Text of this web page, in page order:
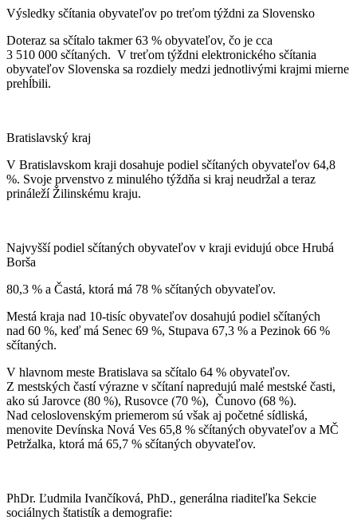
Výsledky sčítania obyvateľov po treťom týždni za Slovensko
Doteraz sa sčítalo takmer 63 % obyvateľov, čo je cca
3 510 000 sčítaných. V treťom týždni elektronického sčítania
obyvateľov Slovenska sa rozdiely medzi jednotlivými krajmi mierne
prehĺbili.
Bratislavský kraj
V Bratislavskom kraji dosahuje podiel sčítaných obyvateľov 64,8
%. Svoje prvenstvo z minulého týždňa si kraj neudržal a teraz
prináleží Žilinskému kraju.
Najvyšší podiel sčítaných obyvateľov v kraji evidujú obce Hrubá
Borša
80,3 % a Častá, ktorá má 78 % sčítaných obyvateľov.
Mestá kraja nad 10-tisíc obyvateľov dosahujú podiel sčítaných
nad 60 %, keď má Senec 69 %, Stupava 67,3 % a Pezinok 66 %
sčítaných.
V hlavnom meste Bratislava sa sčítalo 64 % obyvateľov.
Z mestských častí výrazne v sčítaní napredujú malé mestské časti,
ako sú Jarovce (80 %), Rusovce (70 %), Čunovo (68 %).
Nad celoslovenským priemerom sú však aj početné sídliská,
menovite Devínska Nová Ves 65,8 % sčítaných obyvateľov a MČ
Petržalka, ktorá má 65,7 % sčítaných obyvateľov.
PhDr. Ľudmila Ivančíková, PhD., generálna riaditeľka Sekcie
sociálnych štatistík a demografie: